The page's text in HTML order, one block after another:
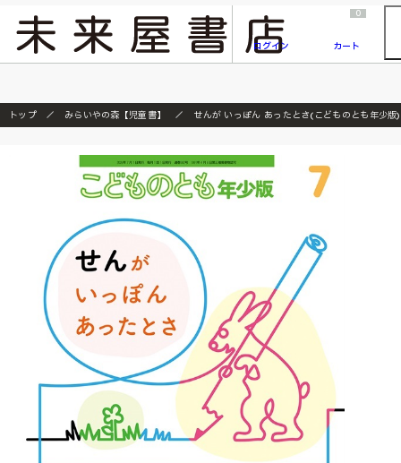
『ONE PIECE magazine 021 ONE PIECEカード付き同梱版』発売延期のご案内
ログイン
0
カート
トップ みらいやの森【児童書】 せんが いっぽん あったとさ(こどものとも年少